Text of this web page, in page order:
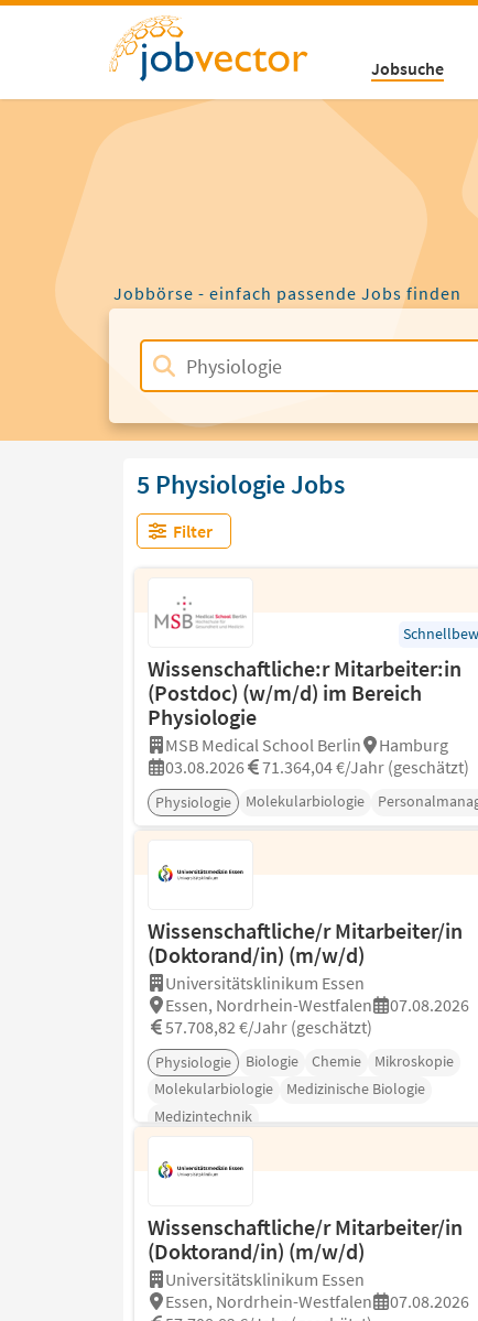
Jobsuche
Jobbörse - einfach passende Jobs finden
5 Physiologie Jobs
Filter
Wissenschaftliche:r Mitarbeiter:in
(Postdoc) (w/m/d) im Bereich
Physiologie
MSB Medical School Berlin
Hamburg
03.08.2026
71.364,04 €/Jahr (geschätzt)
Physiologie Molekularbiologie
Wissenschaftliche/r Mitarbeiter/in
(Doktorand/in) (m/w/d)
Universitätsklinikum Essen
Essen, Nordrhein-Westfalen
07.08.2026
57.708,82 €/Jahr (geschätzt)
Physiologie Biologie Chemie
Mikroskopie
Molekularbiologie
Medizinische Biologie
Medizintechnik
Wissenschaftliche/r Mitarbeiter/in
(Doktorand/in) (m/w/d)
Universitätsklinikum Essen
Essen, Nordrhein-Westfalen
07.08.2026